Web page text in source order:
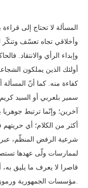
المسألة لا تحتاج إلى
وأخلاقي تجاه تعسّف وتنكّر
وإبداء الرأي والانتقاد.
أولئك الذين يملكون
كفاءة منه. كما أنّ
سمير بلعربي أو السيد
آخرين؛ وإنّما ترتبط
أكثر من الكلام؛ أي
شرعية الرفض المنظّم، عبر
لممارسات ولّى عهدها
قاصرا لا يعرف ما يليق
مؤسسات الجمهورية ورموزها دون استثناء.